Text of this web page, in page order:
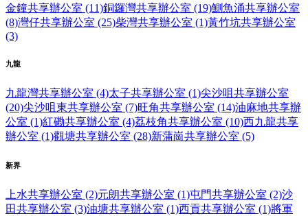
金鐘共享辦公室 (11)銅鑼灣共享辦公室 (19)鰂魚涌共享辦公室
(8)灣仔共享辦公室 (25)柴灣共享辦公室 (1)黃竹坑共享辦公室
(3)
九龍
九龍灣共享辦公室 (4)太子共享辦公室 (1)尖沙咀共享辦公室
(20)尖沙咀東共享辦公室 (7)旺角共享辦公室 (14)油麻地共享辦
公室 (1)紅磡共享辦公室 (4)荔枝角共享辦公室 (10)西九龍共享
辦公室 (1)觀塘共享辦公室 (28)新蒲崗共享辦公室 (5)
新界
上水共享辦公室 (2)元朗共享辦公室 (1)屯門共享辦公室 (2)沙
田共享辦公室 (3)油塘共享辦公室 (1)西貢共享辦公室 (1)將軍